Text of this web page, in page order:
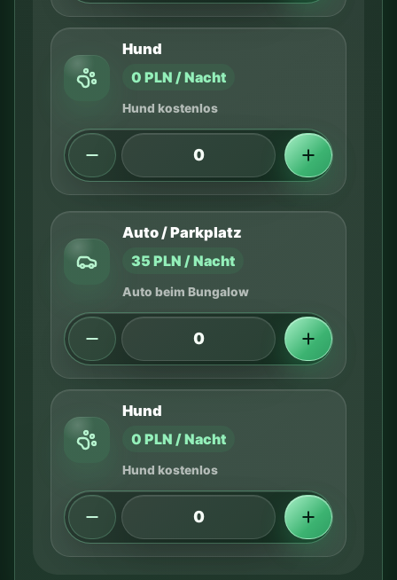
Hund
0 PLN / Nacht
Hund kostenlos
Auto / Parkplatz
35 PLN / Nacht
Auto beim Bungalow
Hund
0 PLN / Nacht
Hund kostenlos